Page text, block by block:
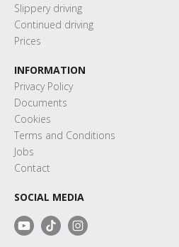
Slippery driving
Continued driving
Prices
INFORMATION
Privacy Policy
Documents
Cookies
Terms and Conditions
Jobs
Contact
SOCIAL MEDIA